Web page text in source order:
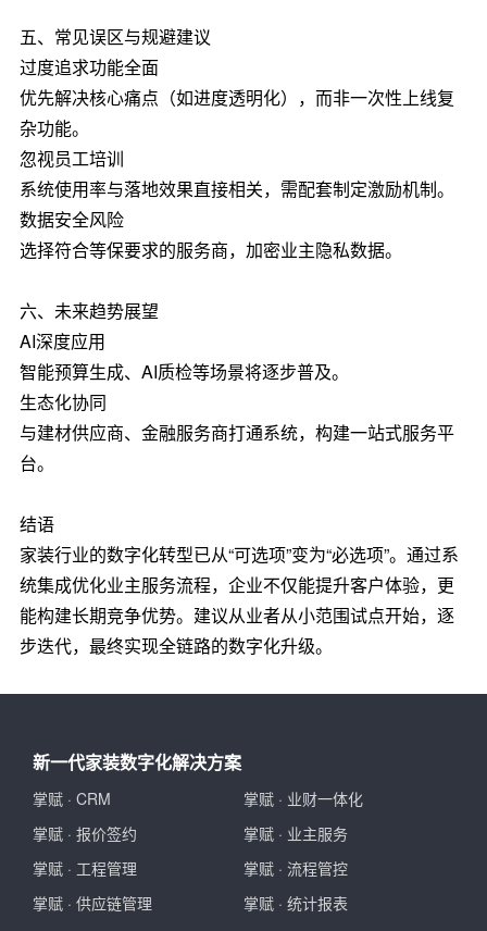
五、常见误区与规避建议
过度追求功能全面
优先解决核心痛点（如进度透明化），而非一次性上线复
杂功能。
忽视员工培训
系统使用率与落地效果直接相关，需配套制定激励机制。
数据安全风险
选择符合等保要求的服务商，加密业主隐私数据。
六、未来趋势展望
AI深度应用
智能预算生成、AI质检等场景将逐步普及。
生态化协同
与建材供应商、金融服务商打通系统，构建一站式服务平
台。
结语
家装行业的数字化转型已从“可选项”变为“必选项”。通过系
统集成优化业主服务流程，企业不仅能提升客户体验，更
能构建长期竞争优势。建议从业者从小范围试点开始，逐
步迭代，最终实现全链路的数字化升级。
新一代家装数字化解决方案
掌赋 · CRM
掌赋 · 报价签约
掌赋 · 工程管理
掌赋 · 供应链管理
掌赋 · 业财一体化
掌赋 · 业主服务
掌赋 · 流程管控
掌赋 · 统计报表